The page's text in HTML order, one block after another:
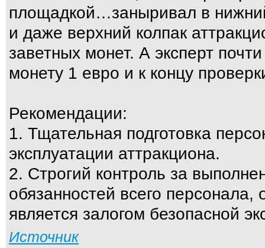
площадкой…заныривал в
и даже верхний колпак
заветных монет. А эксперт
монету 1 евро и к концу
Рекомендации:
1. Тщательная подготовка
эксплуатации аттракциона.
2. Строгий контроль за
обязанностей всего
является залогом безопасной
Источник